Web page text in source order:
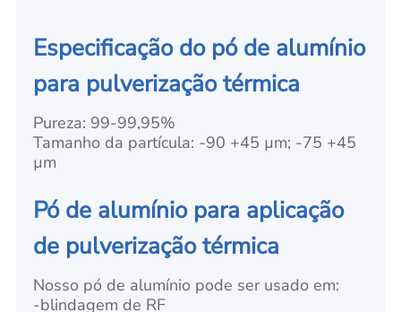
Especificação do pó de alumínio
para pulverização térmica
Pureza: 99-99,95%
Tamanho da partícula: -90 +45 µm; -75 +45
µm
Pó de alumínio para aplicação
de pulverização térmica
Nosso pó de alumínio pode ser usado em:
-blindagem de RF